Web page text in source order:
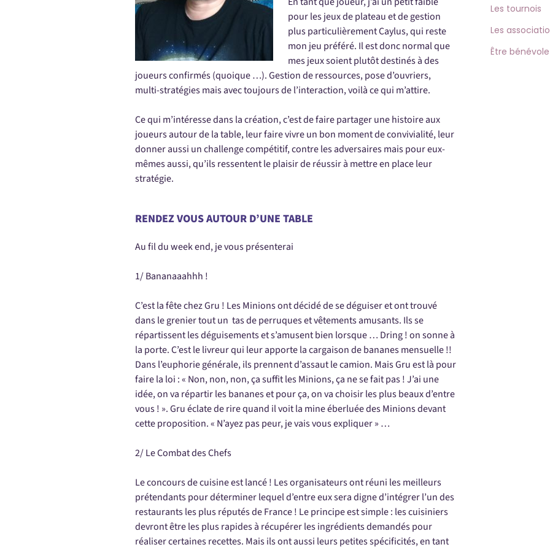
pour les jeux de plateau et de gestion
plus particulièrement Caylus, qui reste
mon jeu préféré. Il est donc normal que
mes jeux soient plutôt destinés à des
joueurs confirmés (quoique …). Gestion de ressources, pose d’ouvriers,
multi-stratégies mais avec toujours de l’interaction, voilà ce qui m’attire.
Ce qui m’intéresse dans la création, c’est de faire partager une histoire aux
joueurs autour de la table, leur faire vivre un bon moment de convivialité, leur
donner aussi un challenge compétitif, contre les adversaires mais pour eux-
mêmes aussi, qu’ils ressentent le plaisir de réussir à mettre en place leur
stratégie.
RENDEZ VOUS AUTOUR D’UNE TABLE
Au fil du week end, je vous présenterai
1/ Bananaaahhh !
C’est la fête chez Gru ! Les Minions ont décidé de se déguiser et ont trouvé
dans le grenier tout un tas de perruques et vêtements amusants. Ils se
répartissent les déguisements et s’amusent bien lorsque … Dring ! on sonne à
la porte. C’est le livreur qui leur apporte la cargaison de bananes mensuelle !!
Dans l’euphorie générale, ils prennent d’assaut le camion. Mais Gru est là pour
faire la loi : « Non, non, non, ça suffit les Minions, ça ne se fait pas ! J’ai une
idée, on va répartir les bananes et pour ça, on va choisir les plus beaux d’entre
vous ! ». Gru éclate de rire quand il voit la mine éberluée des Minions devant
cette proposition. « N’ayez pas peur, je vais vous expliquer » …
2/ Le Combat des Chefs
Le concours de cuisine est lancé ! Les organisateurs ont réuni les meilleurs
prétendants pour déterminer lequel d’entre eux sera digne d’intégrer l’un des
restaurants les plus réputés de France ! Le principe est simple : les cuisiniers
devront être les plus rapides à récupérer les ingrédients demandés pour
réaliser certaines recettes. Mais ils ont aussi leurs petites spécificités, en tant
Les tournois
Les
Être bénévole